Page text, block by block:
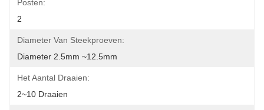
Posten:
2
Diameter Van Steekproeven:
Diameter 2.5mm ~12.5mm
Het Aantal Draaien:
2~10 Draaien